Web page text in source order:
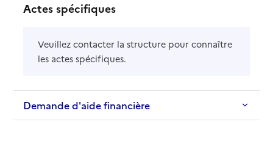
Actes spécifiques
Veuillez contacter la structure pour connaître
les actes spécifiques.
Demande d'aide financière